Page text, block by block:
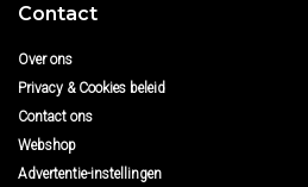
Contact
Over ons
Privacy & Cookies beleid
Contact ons
Webshop
Advertentie-instellingen